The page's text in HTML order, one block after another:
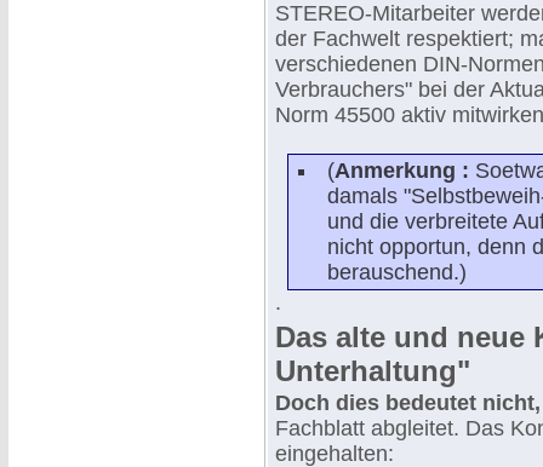
STEREO-Mitarbeiter
der Fachwelt respektiert;
verschiedenen DIN-
Verbrauchers" bei der
Norm 45500 aktiv
(Anmerkung :
damals
und die verbreitete
nicht opportun, denn
berauschend.)
.
Das alte und neue
Unterhaltung"
Doch dies bedeutet nicht,
Fachblatt abgleitet. Das
eingehalten: